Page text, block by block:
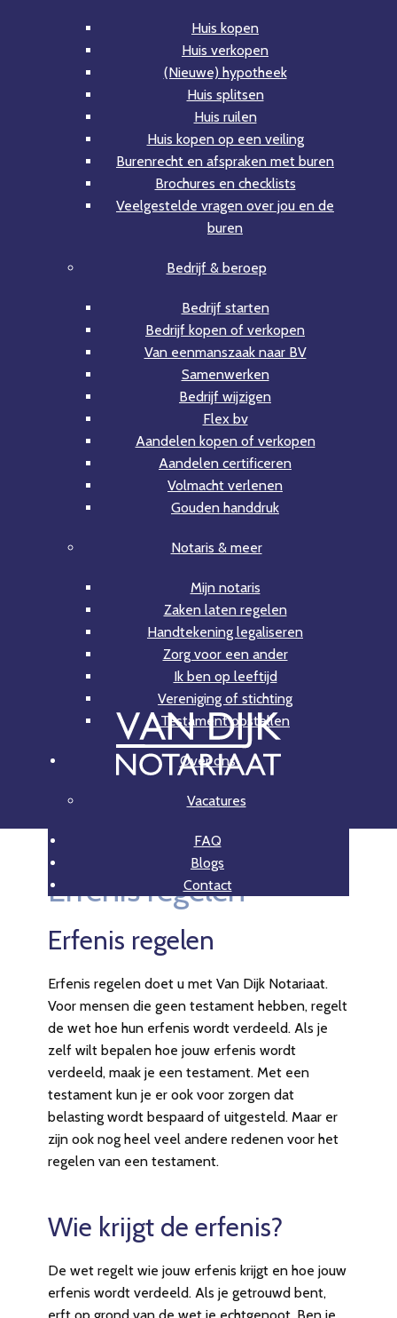
Huis kopen
Huis verkopen
(Nieuwe) hypotheek
Huis splitsen
Huis ruilen
Huis kopen op een veiling
Burenrecht en afspraken met buren
Brochures en checklists
Veelgestelde vragen over jou en de
buren
Bedrijf & beroep
Bedrijf starten
Bedrijf kopen of verkopen
Van eenmanszaak naar BV
Samenwerken
Bedrijf wijzigen
Flex bv
Aandelen kopen of verkopen
Aandelen certificeren
Volmacht verlenen
Gouden handdruk
Notaris & meer
Mijn notaris
Zaken laten regelen
Handtekening legaliseren
Zorg voor een ander
Ik ben op leeftijd
Vereniging of stichting
Testament opstellen
Over ons
Vacatures
FAQ
Blogs
Contact
Erfenis regelen
Erfenis regelen
Erfenis regelen doet u met Van Dijk Notariaat.
Voor mensen die geen testament hebben, regelt
de wet hoe hun erfenis wordt verdeeld. Als je
zelf wilt bepalen hoe jouw erfenis wordt
verdeeld, maak je een testament. Met een
testament kun je er ook voor zorgen dat
belasting wordt bespaard of uitgesteld. Maar er
zijn ook nog heel veel andere redenen voor het
regelen van een testament.
Wie krijgt de erfenis?
De wet regelt wie jouw erfenis krijgt en hoe jouw
erfenis wordt verdeeld. Als je getrouwd bent,